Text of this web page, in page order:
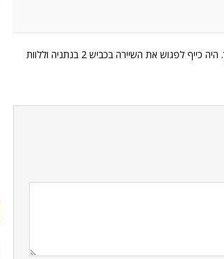
הגולדוינג האדום עם הקוף מאחור שייך לידידנו דרור סנקביץ. היה כייף לפגוש את השיירה בכביש 2 בנתניה וללוות